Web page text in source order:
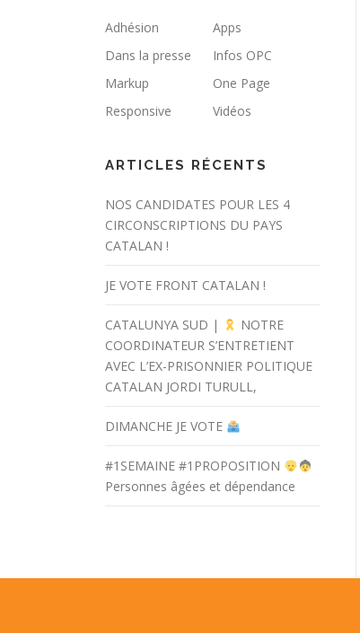
Adhésion
Apps
Dans la presse
Infos OPC
Markup
One Page
Responsive
Vidéos
ARTICLES RÉCENTS
NOS CANDIDATES POUR LES 4
CIRCONSCRIPTIONS DU PAYS
CATALAN !
JE VOTE FRONT CATALAN !
CATALUNYA SUD |
NOTRE
COORDINATEUR S’ENTRETIENT
AVEC L’EX-PRISONNIER POLITIQUE
CATALAN JORDI TURULL,
DIMANCHE JE VOTE
#1SEMAINE #1PROPOSITION
Personnes âgées et dépendance